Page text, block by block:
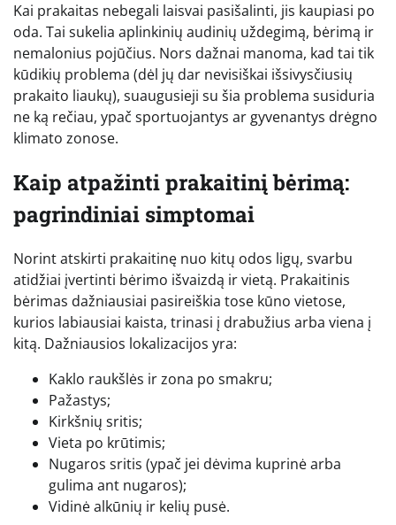
Kai prakaitas nebegali laisvai pasišalinti, jis kaupiasi po
oda. Tai sukelia aplinkinių audinių uždegimą, bėrimą ir
nemalonius pojūčius. Nors dažnai manoma, kad tai tik
kūdikių problema (dėl jų dar nevisiškai išsivysčiusių
prakaito liaukų), suaugusieji su šia problema susiduria
ne ką rečiau, ypač sportuojantys ar gyvenantys drėgno
klimato zonose.
Kaip atpažinti prakaitinį bėrimą:
pagrindiniai simptomai
Norint atskirti prakaitinę nuo kitų odos ligų, svarbu
atidžiai įvertinti bėrimo išvaizdą ir vietą. Prakaitinis
bėrimas dažniausiai pasireiškia tose kūno vietose,
kurios labiausiai kaista, trinasi į drabužius arba viena į
kitą. Dažniausios lokalizacijos yra:
Kaklo raukšlės ir zona po smakru;
Pažastys;
Kirkšnių sritis;
Vieta po krūtimis;
Nugaros sritis (ypač jei dėvima kuprinė arba
gulima ant nugaros);
Vidinė alkūnių ir kelių pusė.